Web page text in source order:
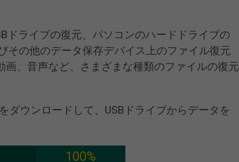
ドライブの復元、パソコンのハードドライブの
その他のデータ保存デバイス上のファイル復元
、音声など、さまざまな種類のファイルの復元
ダウンロードして、USBドライブからデータを
100%